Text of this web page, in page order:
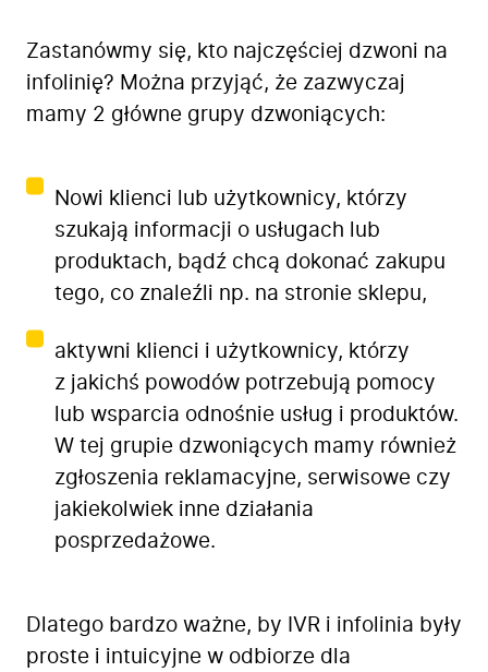
Zastanówmy się, kto najczęściej dzwoni na
infolinię? Można przyjąć, że zazwyczaj
mamy 2 główne grupy dzwoniących:
Nowi klienci lub użytkownicy, którzy
szukają informacji o usługach lub
produktach, bądź chcą dokonać zakupu
tego, co znaleźli np. na stronie sklepu,
aktywni klienci i użytkownicy, którzy
z jakichś powodów potrzebują pomocy
lub wsparcia odnośnie usług i produktów.
W tej grupie dzwoniących mamy również
zgłoszenia reklamacyjne, serwisowe czy
jakiekolwiek inne działania
posprzedażowe.
Dlatego bardzo ważne, by IVR i infolinia były
proste i intuicyjne w odbiorze dla